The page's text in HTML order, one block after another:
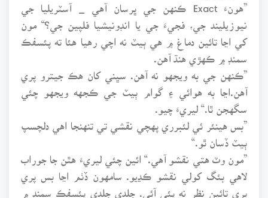
”هونءَ Exact ڪنهن جي ڀرسان آهي _ آسٽريليا جي
نيوزيليند جي، فجيءَ جي يا انڊونيشيا فلپين جي؟“ مون
کي اڃا تائين دماغ ۾ هي ٻيٽ نه اچي رهيا هئا ته پئسفڪ
سمنڊ ۾ ڪهڙي هنڌ آهن.
”ڪنهن جي به ويجهو نه آهن. سڀني کان هڪ جيترو پري
آهن.اڃا به هوائي ۽ گوام ٻيٽ جي ڪجهه ويجهو چئي
سگهجن ٿا.“ ليريءَ چيو.
”بس هينئر ئي لئبرري پهچي نقشي تي تنهنجا اهي دلچسپ
ٻيٽ ڏسان ٿو.“
”مون وٽ هتي نقشو آهي.“ ائين چئي ليريءَ هٿن جا جوراب
لاهي بئگ کولي نقشو ڪڍيو. سامهون ڏٺم اڃا بس پري
پري تائين نظر نه پئي آئي. جلدي جلدي پئسفڪ سمنڊ ۾